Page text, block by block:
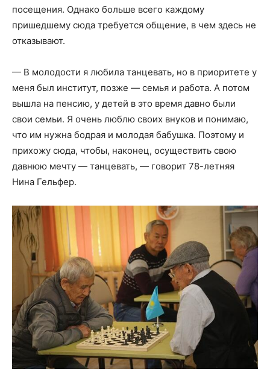
посещения. Однако больше всего каждому
пришедшему сюда требуется общение, в чем здесь не
отказывают.
— В молодости я любила танцевать, но в приоритете у
меня был институт, позже — семья и работа. А потом
вышла на пенсию, у детей в это время давно были
свои семьи. Я очень люблю своих внуков и понимаю,
что им нужна бодрая и молодая бабушка. Поэтому и
прихожу сюда, чтобы, наконец, осуществить свою
давнюю мечту — танцевать, — говорит 78-летняя
Нина Гельфер.